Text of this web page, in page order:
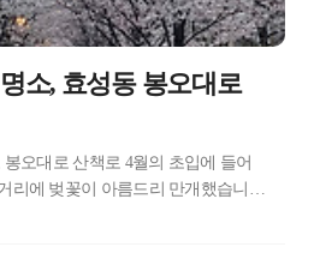
소, 효성동 봉오대로
오대로 산책로 4월의 초입에 들어
리에 벚꽃이 아름드리 만개했습니